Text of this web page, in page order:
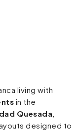
living with
in the
Quesada
designed to